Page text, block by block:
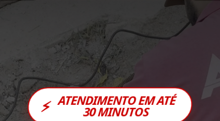
⚡ ATENDIMENTO EM ATÉ
30 MINUTOS